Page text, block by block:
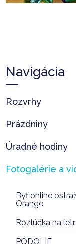
Navigácia
Rozvrhy
Prázdniny
Úradné hodiny
Fotogalérie a
Byť online
Orange
Rozlúčka na
PODOLIE